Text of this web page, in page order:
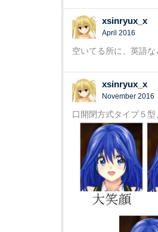
xsinryux_x
April 2016
空いてる所に、英語
xsinryux_x
November 2016
口開閉方式タイプ５型